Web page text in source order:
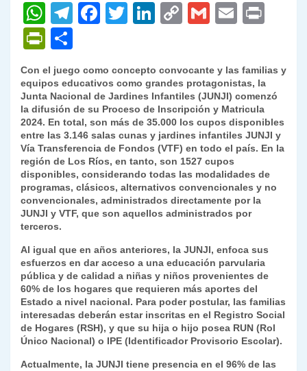
W
h
at
s
A
p
p
T
gr
a
m
F
e
b
o
o
k
T
er
Li
e
dI
n
C
y
Li
n
k
G
l
E
l
P
ri
nt
Fr
ie
n
dl
y
m
p
ar
tir
Con el juego como concepto convocante y las familias y
equipos educativos como grandes protagonistas, la
Junta Nacional de Jardines Infantiles (JUNJI) comenzó
la difusión de su Proceso de Inscripción y Matricula
2024. En total, son más de 35.000 los cupos disponibles
entre las 3.146 salas cunas y jardines infantiles JUNJI y
Vía Transferencia de Fondos (VTF) en todo el país. En la
región de Los Ríos, en tanto, son 1527 cupos
disponibles, considerando todas las modalidades de
programas, clásicos, alternativos convencionales y no
convencionales, administrados directamente por la
JUNJI y VTF, que son aquellos administrados por
terceros.
Al igual que en años anteriores, la JUNJI, enfoca sus
esfuerzos en dar acceso a una educación parvularia
pública y de calidad a niñas y niños provenientes de
60% de los hogares que requieren más aportes del
Estado a nivel nacional. Para poder postular, las familias
interesadas deberán estar inscritas en el Registro Social
de Hogares (RSH), y que su hija o hijo posea RUN (Rol
Único Nacional) o IPE (Identificador Provisorio Escolar).
Actualmente, la JUNJI tiene presencia en el 96% de las